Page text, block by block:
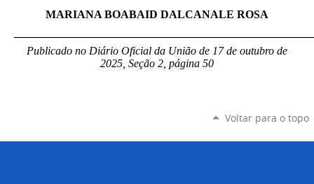
MARIANA BOABAID DALCANALE ROSA
Publicado no Diário Oficial da União de 17 de outubro de
2025, Seção 2, página 50
Voltar para o topo